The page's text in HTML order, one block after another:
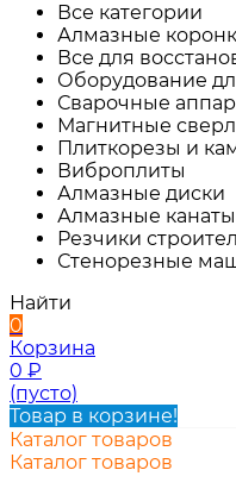
Все категории
Алмазные
Все для
Оборудование
Сварочные
Магнитные
Плиткорезы и
Виброплиты
Алмазные диски
Алмазные канаты
Резчики
Стенорезные
Найти
0
Корзина
0 ₽
(пусто)
Товар в корзине!
Каталог товаров
Каталог товаров